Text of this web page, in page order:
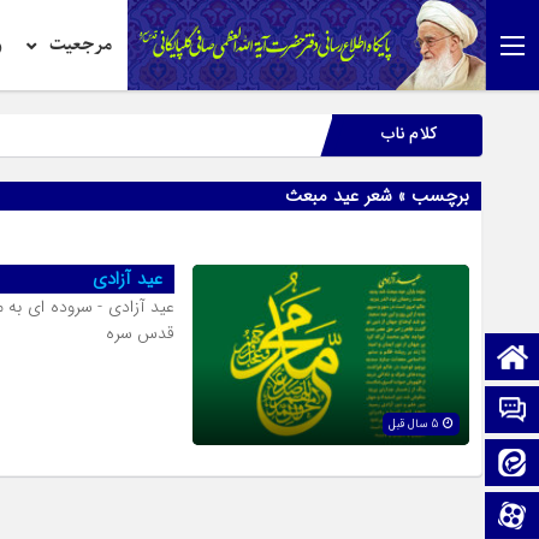
مرجعیت
صفحه نخست
تماس با ما
کلام ناب
برچسب » شعر عید مبعث
عید آزادی
عید آزادی - سروده ای به
قدس سره